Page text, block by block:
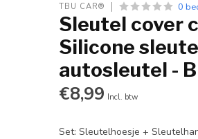
TBU CAR® 0
Sleutel cover
Silicone
autosleutel -
€8,99 Incl. btw
Set: Sleutelhoesje +